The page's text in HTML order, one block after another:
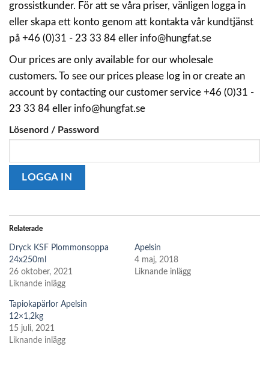
grossistkunder. För att se våra priser, vänligen logga in
eller skapa ett konto genom att kontakta vår kundtjänst
på +46 (0)31 - 23 33 84 eller info@hungfat.se
Our prices are only available for our wholesale
customers. To see our prices please log in or create an
account by contacting our customer service +46 (0)31 -
23 33 84 eller info@hungfat.se
Lösenord / Password
Relaterade
Dryck KSF Plommonsoppa
24x250ml
26 oktober, 2021
Liknande inlägg
Apelsin
4 maj, 2018
Liknande inlägg
Tapiokapärlor Apelsin
12×1,2kg
15 juli, 2021
Liknande inlägg